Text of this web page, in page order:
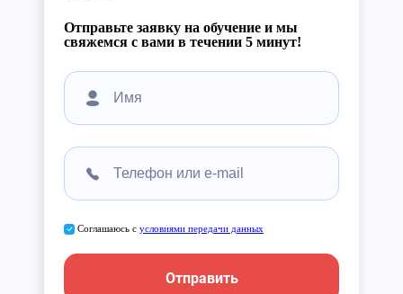
Отправьте заявку на обучение и мы
свяжемся с вами в течении 5 минут!
Соглашаюсь с условиями передачи данных
Отправить